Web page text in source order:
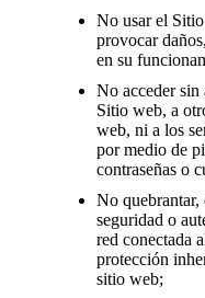
No usar el
provocar
en su
No acceder sin
Sitio web, a
web, ni a los
por medio de
contraseñas o
No quebrantar,
seguridad o
red conectada
protección
sitio web;